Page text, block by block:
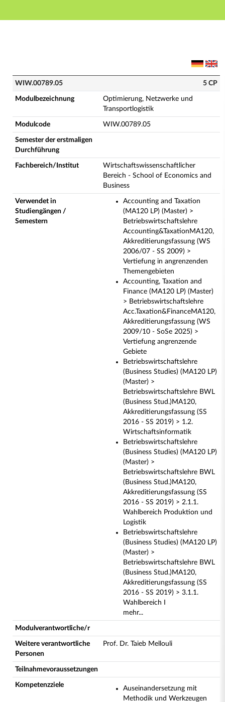
Hauptnavigation
WIW.00789.05 - Optimierung, Netzwerke und
WIW.00789.05 5 CP
Modulbezeichnung
Optimierung, Netzwerke und
Transportlogistik
Modulcode WIW.00789.05
Semester der erstmaligen
Durchführung
Fachbereich/Institut
Wirtschaftswissenschaftlicher
Bereich - School of Economics and
Business
Verwendet in
Studiengängen /
Semestern
Accounting and Taxation
(MA120 LP) (Master) >
Betriebswirtschaftslehre
Accounting&TaxationMA120,
Akkreditierungsfassung (WS
2006/07 - SS 2009) >
Vertiefung in angrenzenden
Themengebieten
Accounting, Taxation and
Finance (MA120 LP) (Master)
> Betriebswirtschaftslehre
Acc.Taxation&FinanceMA120,
Akkreditierungsfassung (WS
2009/10 - SoSe 2025) >
Vertiefung angrenzende
Gebiete
Betriebswirtschaftslehre
(Business Studies) (MA120 LP)
(Master) >
Betriebswirtschaftslehre BWL
(Business Stud.)MA120,
Akkreditierungsfassung (SS
2016 - SS 2019) > 1.2.
Wirtschaftsinformatik
Betriebswirtschaftslehre
(Business Studies) (MA120 LP)
(Master) >
Betriebswirtschaftslehre BWL
(Business Stud.)MA120,
Akkreditierungsfassung (SS
2016 - SS 2019) > 2.1.1.
Wahlbereich Produktion und
Logistik
Betriebswirtschaftslehre
(Business Studies) (MA120 LP)
(Master) >
Betriebswirtschaftslehre BWL
(Business Stud.)MA120,
Akkreditierungsfassung (SS
2016 - SS 2019) > 3.1.1.
Wahlbereich I
mehr...
Modulverantwortliche/r
Weitere verantwortliche
Personen
Prof. Dr. Taieb Mellouli
Teilnahmevoraussetzungen
Kompetenzziele
Auseinandersetzung mit
Methodik und Werkzeugen